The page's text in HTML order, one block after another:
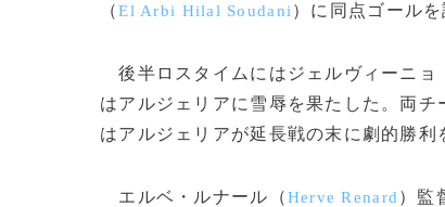
（El Arbi Hilal Soudani ）に同点ゴール
後半ロスタイムにはジェルヴィーニョ
はアルジェリアに雪辱を果たした。両
はアルジェリアが延長戦の末に劇的勝利
エルベ・ルナール（Herve Renard ）監